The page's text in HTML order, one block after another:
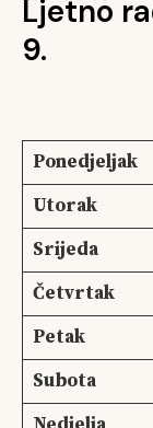
Ljetno
9.
Ponedjeljak
Utorak
Srijeda
Četvrtak
Petak
Subota